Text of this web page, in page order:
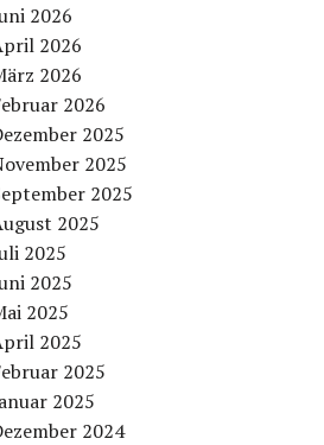
2026
2026
2026
2026
2025
2025
2025
2025
2025
2025
2025
2025
2025
2025
2024